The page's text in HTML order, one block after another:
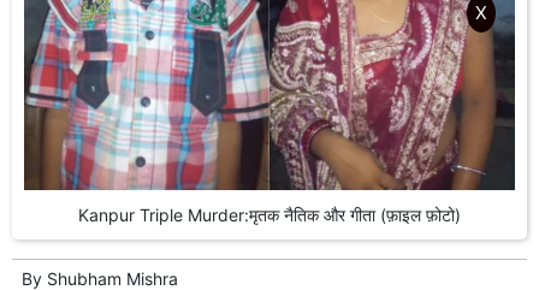
Kanpur Triple Murder:मृतक नैतिक और गीता (फ़ाइल फ़ोटो)
By Shubham Mishra
X